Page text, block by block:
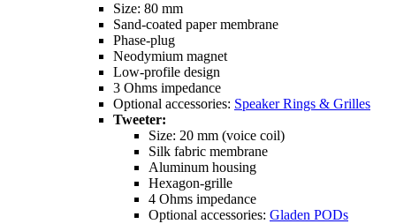
Size: 80 mm
Sand-coated paper membrane
Phase-plug
Neodymium magnet
Low-profile design
3 Ohms impedance
Optional accessories: Speaker Rings & Grilles
Tweeter:
Size: 20 mm (voice coil)
Silk fabric membrane
Aluminum housing
Hexagon-grille
4 Ohms impedance
Optional accessories: Gladen PODs